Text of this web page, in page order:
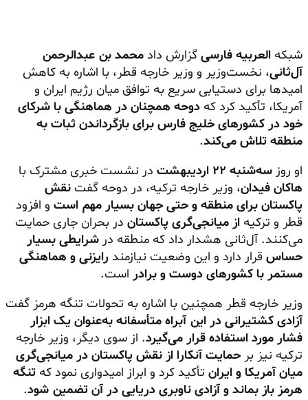
شبکه العربیه فارسی گزارش داد محمد بن عبدالرحمن
آل‌ثانی، نخست‌وزیر و وزیر خارجه قطر، با اشاره به کاهش
امیدها برای دستیابی سریع به توافق میان رژیم ایران و
آمریکا، تأکید کرد که دوحه همچنان در هماهنگی با شرکای
خود در کشورهای خلیج فارس برای بازگرداندن ثبات به
منطقه تلاش می‌کند.
او روز سه‌شنبه ۲۲ اردیبهشت
در نشست خبری مشترک با
هاکان فیدان، وزیر خارجه ترکیه، در دوحه گفت نقش
پاکستان برای منطقه و حتی جهان بسیار مهم است و افزود
قطر و ترکیه از میانجی‌گری پاکستان در بحران جاری حمایت
می‌کنند. آل‌ثانی هشدار داد که منطقه در شرایطی بسیار
حساس قرار دارد و این وضعیت نیازمند رایزنی و هماهنگی
مستمر با کشورهای دوست و برادر است.
وزیر خارجه قطر همچنین با اشاره به تحولات تنگه هرمز گفت
آزادی کشتیرانی در این آبراه متأسفانه به‌عنوان یک ابزار
فشار مورد استفاده قرار می‌گیرد. از سوی دیگر، وزیر خارجه
ترکیه نیز بر حمایت آنکارا از نقش پاکستان در میانجی‌گری
میان آمریکا و ایران تأکید کرد و ابراز امیدواری نمود که تنگه
هرمز باز بماند و آزادی ناوبری دریایی در آن تضمین شود.